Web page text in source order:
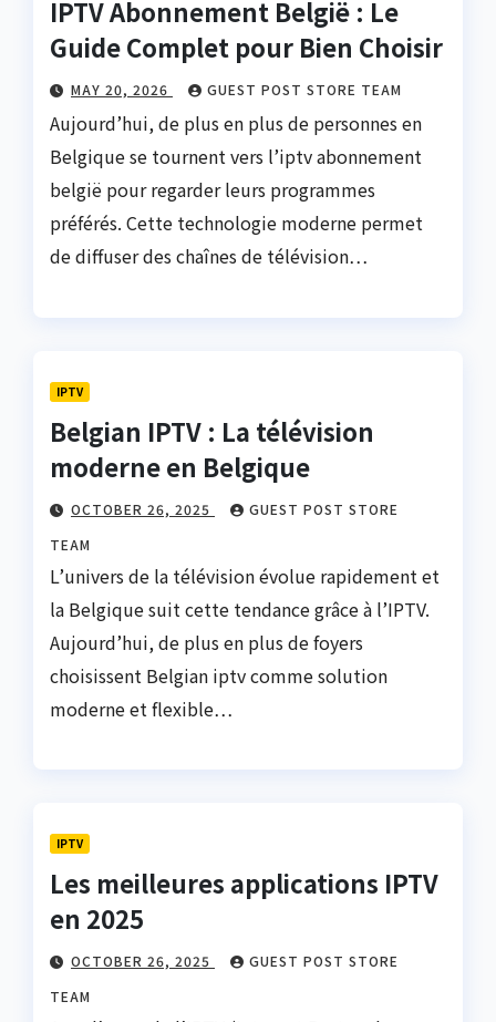
IPTV Abonnement België : Le
Guide Complet pour Bien Choisir
MAY 20, 2026 GUEST POST STORE TEAM
Aujourd’hui, de plus en plus de personnes en
Belgique se tournent vers l’iptv abonnement
belgië pour regarder leurs programmes
préférés. Cette technologie moderne permet
de diffuser des chaînes de télévision…
IPTV
Belgian IPTV : La télévision
moderne en Belgique
OCTOBER 26, 2025
GUEST POST STORE
TEAM
L’univers de la télévision évolue rapidement et
la Belgique suit cette tendance grâce à l’IPTV.
Aujourd’hui, de plus en plus de foyers
choisissent Belgian iptv comme solution
moderne et flexible…
IPTV
Les meilleures applications IPTV
en 2025
OCTOBER 26, 2025
GUEST POST STORE
TEAM